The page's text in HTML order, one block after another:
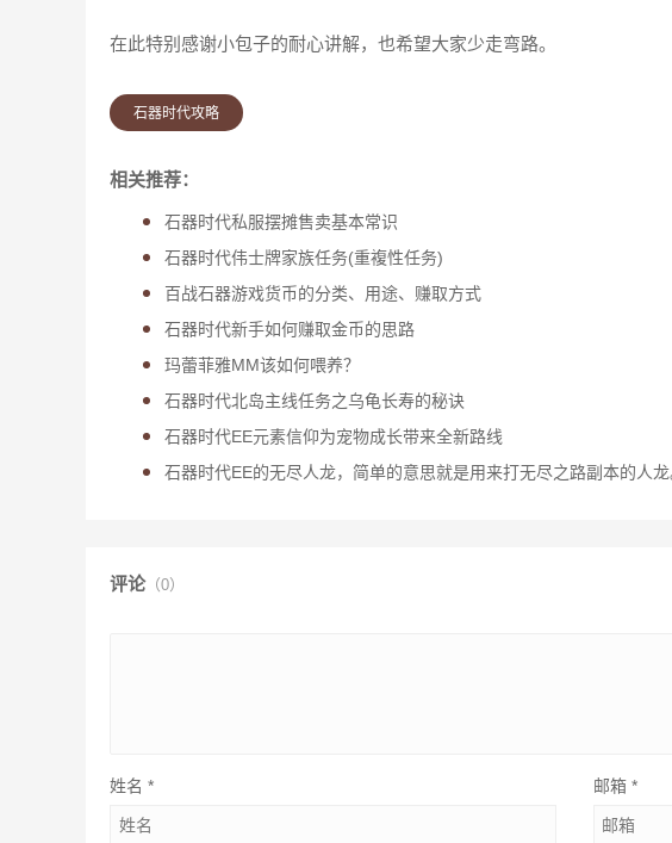
在此特别感谢小包子的耐心讲解，也希望大家少走弯路。
石器时代攻略
相关推荐：
石器时代私服摆摊售卖基本常识
石器时代伟士牌家族任务(重複性任务)
百战石器游戏货币的分类、用途、赚取方式
石器时代新手如何赚取金币的思路
玛蕾菲雅MM该如何喂养？
石器时代北岛主线任务之乌龟长寿的秘诀
石器时代EE元素信仰为宠物成长带来全新路线
石器时代EE的无尽人龙，简单的意思就是用来打无尽之路副本的人龙
评论（0）
姓名 * 邮箱 *